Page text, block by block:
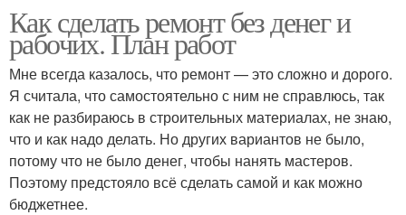
Как сделать ремонт без денег и
рабочих. План работ
Мне всегда казалось, что ремонт — это сложно и дорого.
Я считала, что самостоятельно с ним не справлюсь, так
как не разбираюсь в строительных материалах, не знаю,
что и как надо делать. Но других вариантов не было,
потому что не было денег, чтобы нанять мастеров.
Поэтому предстояло всё сделать самой и как можно
бюджетнее.